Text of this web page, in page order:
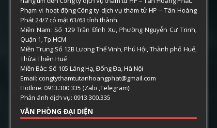
Phạm vi hoạt động Công ty dịch vụ thám tử HP – Tân Hoàng
Phát 24/7 có mặt 63/63 tỉnh thành.
Miền Nam: Số 129 Trần Đình Xu, Phường Nguyễn Cư Trinh,
Quận 1, Tp.HCM
Miền Trung:Số 12B Lương Thế Vinh, Phú Hội, Thành phố Huế,
Thừa Thiên Huế
Miền Bắc: Số 105 Láng Hạ, Đống Đa, Hà Nội
Email: congtythamtutanhoangphat@gmail.com
Hotline: 0913.300.335 (Zalo ,Telegram)
Phản ánh dịch vụ: 0913.300.335
VĂN PHÒNG ĐẠI DIỆN